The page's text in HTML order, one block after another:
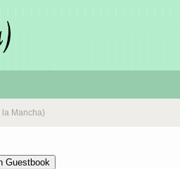
Mancha)
Guestbook